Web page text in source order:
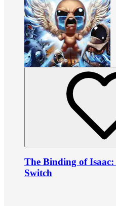
The Binding of
Switch